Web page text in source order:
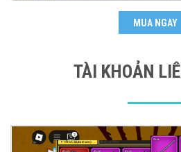
MUA NGAY
TÀI KHOẢN